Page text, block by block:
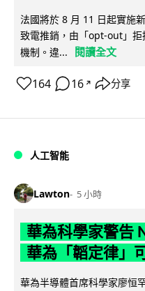
法國將於 8 月 11 日起實施
致電推銷，由「opt-out」
機制。違...
閱讀全文
164 16 ↗ 分享
人工智能
Lawton 5 小時
華為科學家警告
華為「韜定律」
華為半導體首席科學家廖恒